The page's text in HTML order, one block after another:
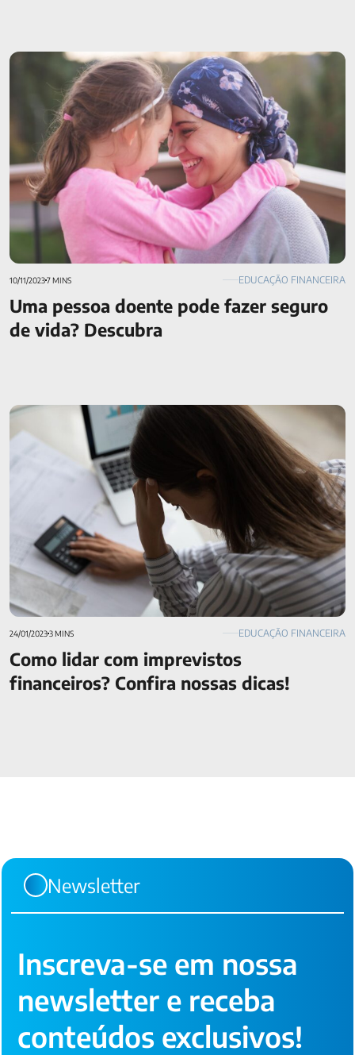
Uma pessoa doente pode fazer seguro de vida? Descubra
10/11/20237 MINS EDUCAÇÃO FINANCEIRA
Uma pessoa doente pode fazer seguro
de vida? Descubra
Como lidar com imprevistos financeiros? Confira nossas
dicas!
24/01/20233 MINS EDUCAÇÃO FINANCEIRA
Como lidar com imprevistos
financeiros? Confira nossas dicas!
Newsletter
Inscreva-se em nossa
newsletter e receba
conteúdos exclusivos!